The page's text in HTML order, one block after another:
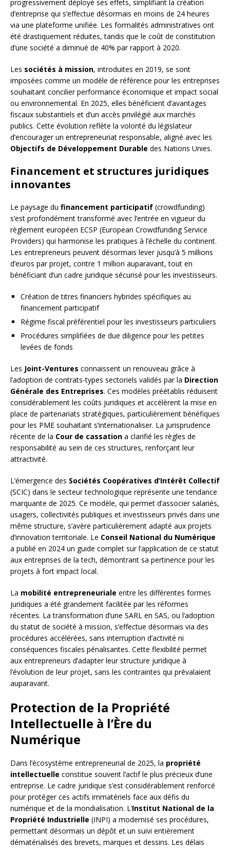
progressivement déployé ses effets, simplifiant la création
d’entreprise qui s’effectue désormais en moins de 24 heures
via une plateforme unifiée. Les formalités administratives ont
été drastiquement réduites, tandis que le coût de constitution
d’une société a diminué de 40% par rapport à 2020.
Les sociétés à mission, introduites en 2019, se sont
imposées comme un modèle de référence pour les entreprises
souhaitant concilier performance économique et impact social
ou environnemental. En 2025, elles bénéficient d’avantages
fiscaux substantiels et d’un accès privilégié aux marchés
publics. Cette évolution reflète la volonté du législateur
d’encourager un entrepreneuriat responsable, aligné avec les
Objectifs de Développement Durable des Nations Unies.
Financement et structures juridiques
innovantes
Le paysage du financement participatif (crowdfunding)
s’est profondément transformé avec l’entrée en vigueur du
règlement européen ECSP (European Crowdfunding Service
Providers) qui harmonise les pratiques à l’échelle du continent.
Les entrepreneurs peuvent désormais lever jusqu’à 5 millions
d’euros par projet, contre 1 million auparavant, tout en
bénéficiant d’un cadre juridique sécurisé pour les investisseurs.
Création de titres financiers hybrides spécifiques au
financement participatif
Régime fiscal préférentiel pour les investisseurs particuliers
Procédures simplifiées de due diligence pour les petites
levées de fonds
Les Joint-Ventures connaissent un renouveau grâce à
l’adoption de contrats-types sectoriels validés par la Direction
Générale des Entreprises. Ces modèles préétablis réduisent
considérablement les coûts juridiques et accélèrent la mise en
place de partenariats stratégiques, particulièrement bénéfiques
pour les PME souhaitant s’internationaliser. La jurisprudence
récente de la Cour de cassation a clarifié les règles de
responsabilité au sein de ces structures, renforçant leur
attractivité.
L’émergence des Sociétés Coopératives d’Intérêt Collectif
(SCIC) dans le secteur technologique représente une tendance
marquante de 2025. Ce modèle, qui permet d’associer salariés,
usagers, collectivités publiques et investisseurs privés dans une
même structure, s’avère particulièrement adapté aux projets
d’innovation territoriale. Le Conseil National du Numérique
a publié en 2024 un guide complet sur l’application de ce statut
aux entreprises de la tech, démontrant sa pertinence pour les
projets à fort impact local.
La mobilité entrepreneuriale entre les différentes formes
juridiques a été grandement facilitée par les réformes
récentes. La transformation d’une SARL en SAS, ou l’adoption
du statut de société à mission, s’effectue désormais via des
procédures accélérées, sans interruption d’activité ni
conséquences fiscales pénalisantes. Cette flexibilité permet
aux entrepreneurs d’adapter leur structure juridique à
l’évolution de leur projet, sans les contraintes qui prévalaient
auparavant.
Protection de la Propriété
Intellectuelle à l’Ère du
Numérique
Dans l’écosystème entrepreneurial de 2025, la propriété
intellectuelle constitue souvent l’actif le plus précieux d’une
entreprise. Le cadre juridique s’est considérablement renforcé
pour protéger ces actifs immatériels face aux défis du
numérique et de la mondialisation. L’Institut National de la
Propriété Industrielle (INPI) a modernisé ses procédures,
permettant désormais un dépôt et un suivi entièrement
dématérialisés des brevets, marques et dessins. Les délais